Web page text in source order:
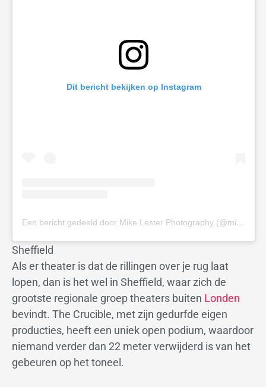
Dit bericht bekijken op Instagram
Een bericht gedeeld door Mike Lester Photography (@mikelesterphotography)
Sheffield
Als er theater is dat de rillingen over je rug laat
lopen, dan is het wel in Sheffield, waar zich de
grootste regionale groep theaters buiten Londen
bevindt. The Crucible, met zijn gedurfde eigen
producties, heeft een uniek open podium, waardoor
niemand verder dan 22 meter verwijderd is van het
gebeuren op het toneel.